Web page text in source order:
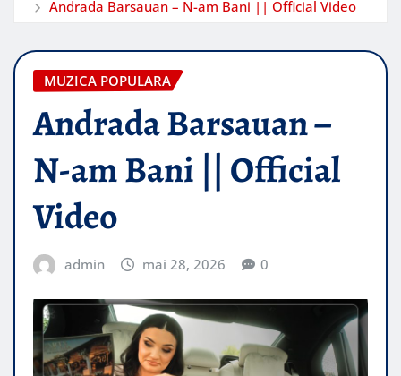
Andrada Barsauan – N-am Bani || Official Video
MUZICA POPULARA
Andrada Barsauan –
N-am Bani || Official
Video
admin mai 28, 2026 0